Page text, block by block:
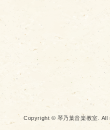
Copyright © 琴乃葉音楽教室. All